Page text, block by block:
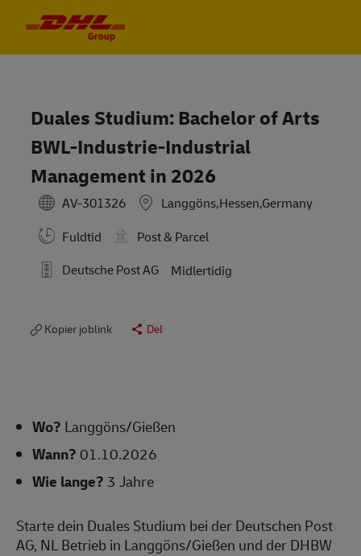
Duales Studium: Bachelor of Arts
BWL-Industrie-Industrial
Management in 2026
AV-301326
Langgöns,Hessen,Germany
Fuldtid
Post & Parcel
Deutsche Post AG
Midlertidig
Kopier joblink Del
Wo? Langgöns/Gießen
Wann? 01.10.2026
Wie lange? 3 Jahre
Starte dein Duales Studium bei der Deutschen Post
AG, NL Betrieb in Langgöns/Gießen und der DHBW